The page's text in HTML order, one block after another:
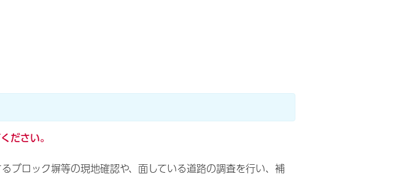
ださい。
ブロック塀等の現地確認や、面している道路の調査を行い、補